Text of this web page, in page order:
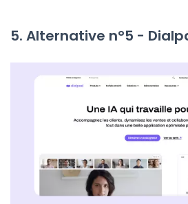
5. Alternative n°5 -